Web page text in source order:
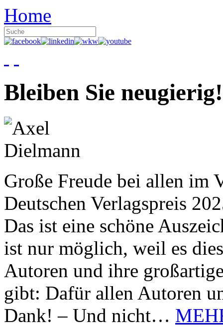
Home
Bleiben Sie neugierig!
Große Freude bei allen im
Deutschen Verlagspreis
Das ist eine schöne
ist nur möglich, weil es
Autoren und ihre
gibt: Dafür allen Autoren
Dank! – Und nicht…